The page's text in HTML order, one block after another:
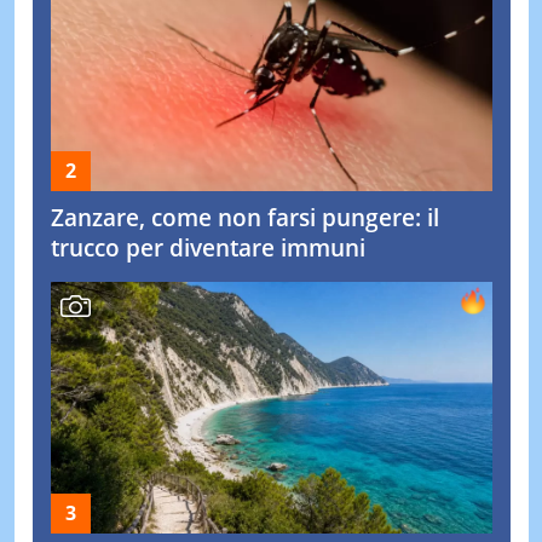
Zanzare, come non farsi pungere: il
trucco per diventare immuni